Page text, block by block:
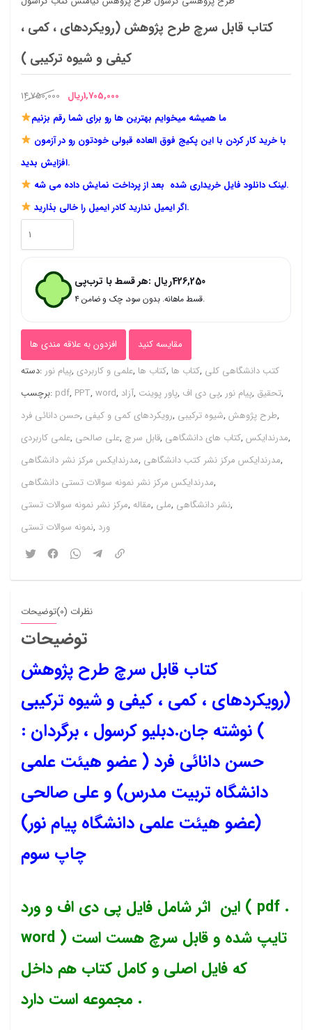
کتاب قابل سرچ طرح پژوهش (رویکردهای ، کمی ،
کیفی و شیوه ترکیبی )
14,750,000
قیمت
اصلی
14,750,000ریال
1,705,000ریال
فعلی
1,705,000ریال
ما همیشه میخوایم بهترین ها رو برای شما رقم بزنیم
افزایش بدید.
لینک دانلود فایل خریداری شده بعد از پرداخت نمایش داده می شه.
اگر ایمیل ندارید کادر ایمیل را خالی بذارید.
کتاب
قابل
طرح
(رویکردهای
،
شیوه
هر قسط با ترب‌پی: 426,250ریال
۴ قسط ماهانه. بدون سود، چک و ضامن.
افزدون به علاقه مندی ها
مقایسه کنید
دسته: پیام نور, علمی و کاربردی, کتاب ها, کتاب ها, کتب دانشگاهی کلی
برچسب: pdf, PPT, word, آزاد, پاور پوینت, پی دی اف, پیام نور, تحقیق,
حسن دانائی فرد, رویکردهای کمی و کیفی, شیوه ترکیبی, طرح پژوهش,
علمی کاربردی, علی صالحی, قابل سرچ, کتاب های دانشگاهی, مدرندایکس,
مدرندایکس مرکز نشر دانشگاهی, مدرندایکس مرکز نشر کتب دانشگاهی,
مدرندایکس مرکز نشر نمونه سوالات تستی دانشگاهی,
مرکز نشر نمونه سوالات تستی, مقاله, ملی, نشر دانشگاهی,
نمونه سوالات تستی, ورد
توضیحات نظرات (0)
توضیحات
کتاب قابل سرچ طرح پژوهش
(رویکردهای ، کمی ، کیفی و شیوه ترکیبی
) نوشته جان.دبلیو کرسول ، برگردان :
حسن دانائی فرد ( عضو هیئت علمی
دانشگاه تربیت مدرس) و علی صالحی
(عضو هیئت علمی دانشگاه پیام نور)
چاپ سوم
این اثر شامل فایل پی دی اف و ورد ( pdf .
word ) تایپ شده و قابل سرچ هست است
که فایل اصلی و کامل کتاب هم داخل
مجموعه است دارد .